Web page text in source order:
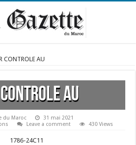
CONTROLE AU
AU
du Maroc
31 mai 2021
Leave a comment 430 Views
1786-24C11